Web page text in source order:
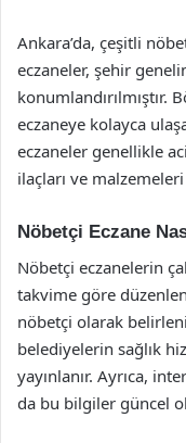
Ankara’da, çeşitli
eczaneler, şehir
konumlandırılmıştır.
eczaneye kolayca
eczaneler genellikle
ilaçları ve
Nöbetçi Eczane
Nöbetçi eczanelerin
takvime göre
nöbetçi olarak
belediyelerin sağlık
yayınlanır. Ayrıca,
da bu bilgiler güncel